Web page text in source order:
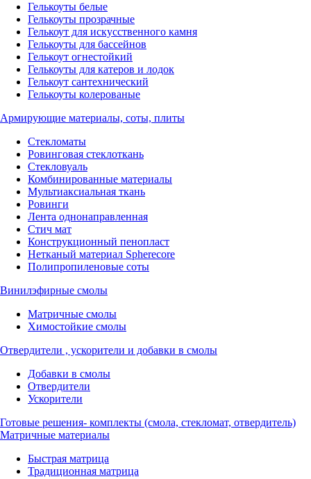
Гелькоуты белые
Гелькоуты прозрачные
Гелькоут для искусственного камня
Гелькоуты для бассейнов
Гелькоут огнестойкий
Гелькоуты для катеров и лодок
Гелькоут сантехнический
Гелькоуты колерованые
Армирующие материалы, соты, плиты
Стекломаты
Ровинговая стеклоткань
Стекловуаль
Комбинированные материалы
Мультиаксиальная ткань
Ровинги
Лента однонаправленная
Стич мат
Конструкционный пенопласт
Нетканый материал Spherecore
Полипропиленовые соты
Винилэфирные смолы
Матричные смолы
Химостойкие смолы
Отвердители , ускорители и добавки в смолы
Добавки в смолы
Отвердители
Ускорители
Готовые решения- комплекты (смола, стекломат, отвердитель)
Матричные материалы
Быстрая матрица
Традиционная матрица